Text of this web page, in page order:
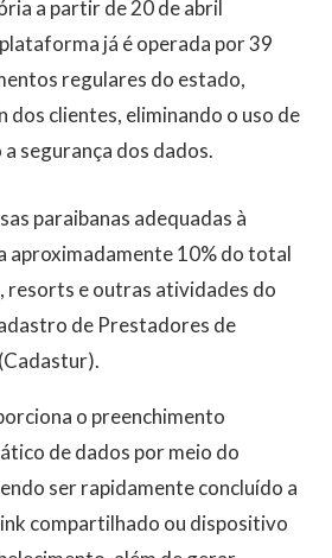
a partir de 20 de abril
já é operada por 39
regulares do estado,
dos clientes, eliminando o uso de
segurança dos dados.
paraibanas adequadas à
aproximadamente 10% do total
resorts e outras atividades do
de Prestadores de
o preenchimento
de dados por meio do
ser rapidamente concluído a
compartilhado ou dispositivo